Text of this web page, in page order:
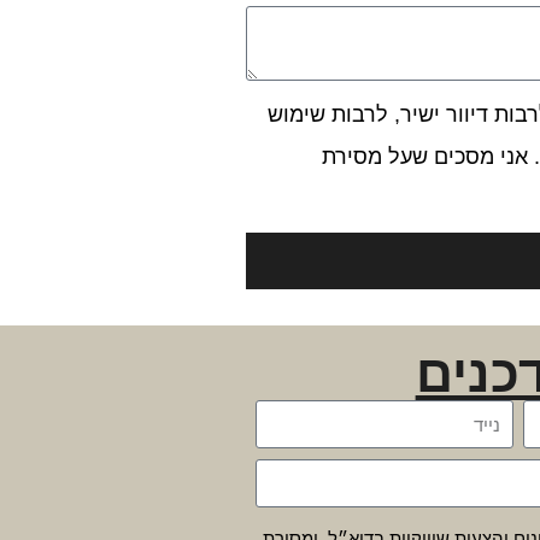
דיוור ישיר, לרבות שימוש
אני מסכים שעל מסירת